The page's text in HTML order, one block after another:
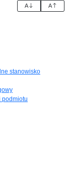
A A
stanowisko
podmiotu